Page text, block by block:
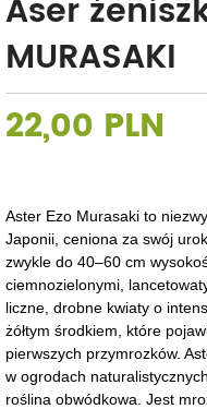
Aser
MURASAKI
22,00 PLN
Aster Ezo Murasaki to
Japonii, ceniona za swój
zwykle do 40–60 cm
ciemnozielonymi,
liczne, drobne kwiaty o
żółtym środkiem, które
pierwszych przymrozków.
w ogrodach
roślina obwódkowa. Jest